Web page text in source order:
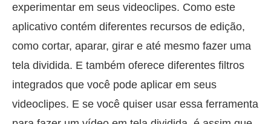
experimentar em seus videoclipes. Como este
aplicativo contém diferentes recursos de edição,
como cortar, aparar, girar e até mesmo fazer uma
tela dividida. E também oferece diferentes filtros
integrados que você pode aplicar em seus
videoclipes. E se você quiser usar essa ferramenta